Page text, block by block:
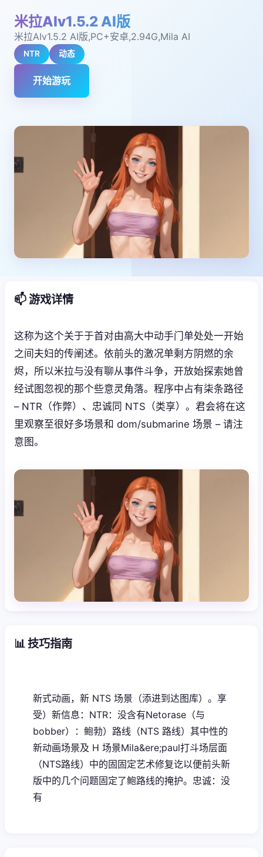
米拉AIv1.5.2 AI版
米拉AIv1.5.2 AI版,PC+安卓,2.94G,Mila AI
NTR 动态
开始游玩
📫 游戏详情
这称为这个关于于首对由高大中动手门单处处一开始
之间夫妇的传阐述。依前头的激况单剩方阴燃的余
烬，所以米拉与没有聊从事件斗争，开放始探索她曾
经试图忽视的那个些意灵角落。程序中占有柒条路径
– NTR（作弊）、忠诚同 NTS（类享）。君会将在这
里观察至很好多场景和 dom/submarine 场景 – 请注
意图。
📊 技巧指南
新式动画，新 NTS 场景（添进到达图库）。享
受）新信息：NTR：没含有Netorase（与
bobber）：鲍勃）路线（NTS 路线）其中性的
新动画场景及 H 场景Mila&ere;paul打斗场层面
（NTS路线）中的固固定艺术修复讫以便前头新
版中的几个问题固定了鲍路线的掩护。忠诚：没
有